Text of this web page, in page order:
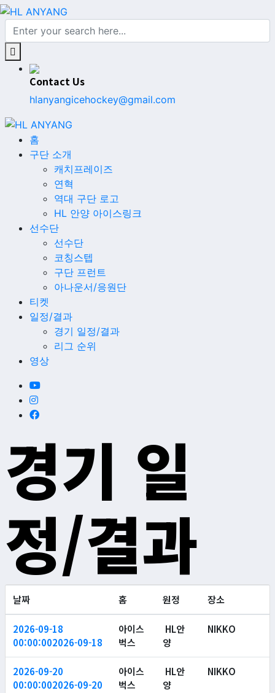
Contact Us
hlanyangicehockey@gmail.com
홈
구단 소개
캐치프레이즈
연혁
역대 구단 로고
HL 안양 아이스링크
선수단
선수단
코칭스텝
구단 프런트
아나운서/응원단
티켓
일정/결과
경기 일정/결과
리그 순위
영상
경기 일
정/결과
날짜 홈 원정 장소
2026-09-18
00:00:002026-09-18
아이스
벅스
HL안
양
NIKKO
2026-09-20
00:00:002026-09-20
아이스
벅스
HL안
양
NIKKO